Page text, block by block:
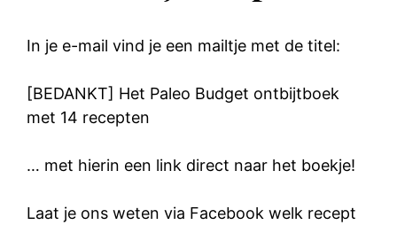
In je e-mail vind je een mailtje met de titel:
[BEDANKT] Het Paleo Budget ontbijtboek
met 14 recepten
… met hierin een link direct naar het boekje!
Laat je ons weten via Facebook welk recept